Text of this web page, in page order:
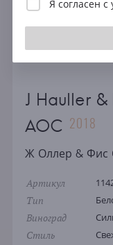
J Hauller
AOC 2018
Ж Оллер & Фис
Артикул
Тип
Виноград
Стиль
Я согласен с